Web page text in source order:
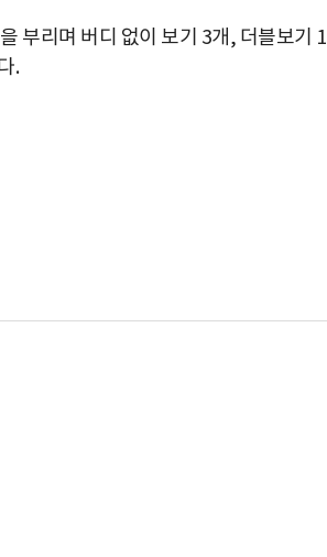
부리며 버디 없이 보기 3개, 더블보기 1
.